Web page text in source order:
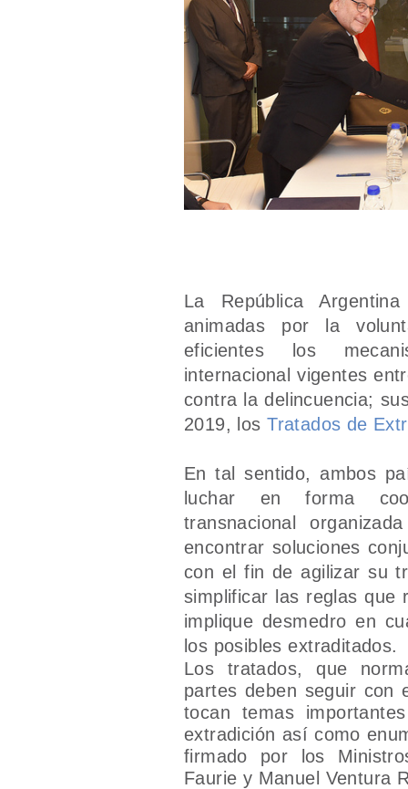
La República
animadas por la
eficientes los
internacional vigentes
contra la delincuencia;
2019, losTratados de
En tal sentido, ambos
luchar en forma
transnacional
encontrar soluciones
con el fin de agilizar su
simplificar las reglas que
implique desmedro en
los posibles extraditados.
Los tratados, que
partes deben seguir con
tocan temas
extradición así como
firmado por los
Faurie y Manuel Ventura